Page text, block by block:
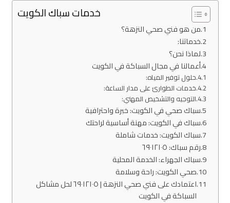
خدمات سباك الكويت
من هو فني صحي النزهة؟
خدماتنا:
لماذا نحن؟
أعمالنا في مجال السباكة في الكويت
حلول توفير المياه:
خدمات الطوارئ على مدار الساعة:
التوجيه والتشخيص المهني:
سباك صحي في الكويت: خبرة واحترافية
سباك في الكويت: مهنة أساسية لراحتك
سباك الكويت: خدمات شاملة
رقم سباك: ٦٩٠١٢١٠٥
سباك الجهراء: الخدمة المحلية
صحي الكويت: راحة وسلامة
اعتمادك على فني صحي النزهة | ٦٩٠١٢١٠٥ لحل مشاكل
السباكة في الكويت